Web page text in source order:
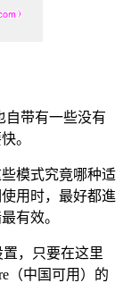
自带有一些没有
。
模式究竟哪种适
用时，最好都進
有效。
，只要在这里
（中国可用）的